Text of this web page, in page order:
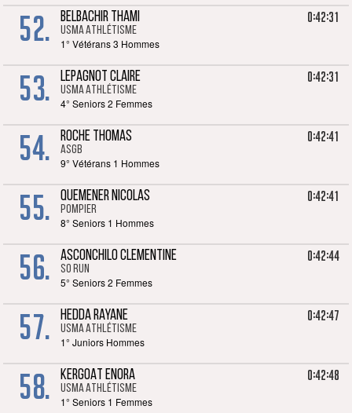
52. BELBACHIR THAMI
USMA Athlétisme
1° Vétérans 3 Hommes
0:42:31
53. LEPAGNOT CLAIRE
USMA Athlétisme
4° Seniors 2 Femmes
0:42:31
54. ROCHE THOMAS
ASGB
9° Vétérans 1 Hommes
0:42:41
55. QUEMENER NICOLAS
POMPIER
8° Seniors 1 Hommes
0:42:41
56. ASCONCHILO CLEMENTINE
SO RUN
5° Seniors 2 Femmes
0:42:44
57. HEDDA RAYANE
USMA Athlétisme
1° Juniors Hommes
0:42:47
58. KERGOAT ENORA
USMA Athlétisme
1° Seniors 1 Femmes
0:42:48